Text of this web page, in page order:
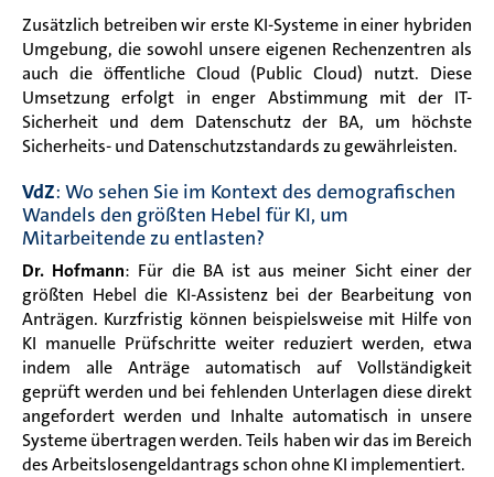
Zusätzlich betreiben wir erste KI-Systeme in einer hybriden
Umgebung, die sowohl unsere eigenen Rechenzentren als
auch die öffentliche Cloud (Public Cloud) nutzt. Diese
Umsetzung erfolgt in enger Abstimmung mit der IT-
Sicherheit und dem Datenschutz der BA, um höchste
Sicherheits- und Datenschutzstandards zu gewährleisten.
VdZ: Wo sehen Sie im Kontext des demografischen
Wandels den größten Hebel für KI, um
Mitarbeitende zu entlasten?
Dr. Hofmann: Für die BA ist aus meiner Sicht einer der
größten Hebel die KI-Assistenz bei der Bearbeitung von
Anträgen. Kurzfristig können beispielsweise mit Hilfe von
KI manuelle Prüfschritte weiter reduziert werden, etwa
indem alle Anträge automatisch auf Vollständigkeit
geprüft werden und bei fehlenden Unterlagen diese direkt
angefordert werden und Inhalte automatisch in unsere
Systeme übertragen werden. Teils haben wir das im Bereich
des Arbeitslosengeldantrags schon ohne KI implementiert.